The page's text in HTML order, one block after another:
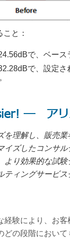
と：
で、ベー
で、設定
― アリ
を理解し、販売
イズしたコンサ
より効果的な試
ティングサービ
経験により、お
どの段階におい